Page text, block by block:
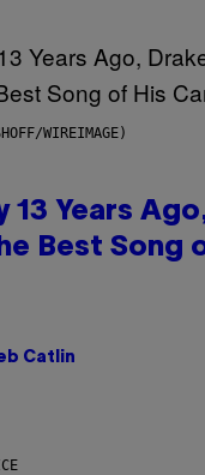
WIREIMAGE)
13 Years
Best Song
Catlin